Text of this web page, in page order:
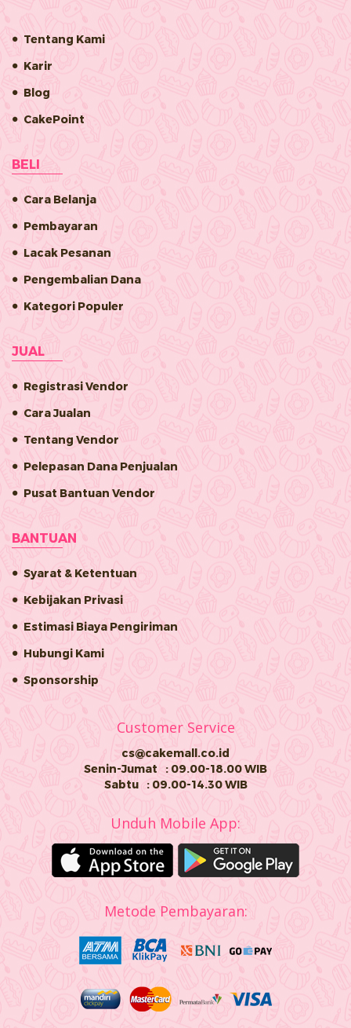
Tentang Kami
Karir
Blog
CakePoint
BELI
Cara Belanja
Pembayaran
Lacak Pesanan
Pengembalian Dana
Kategori Populer
JUAL
Registrasi Vendor
Cara Jualan
Tentang Vendor
Pelepasan Dana Penjualan
Pusat Bantuan Vendor
BANTUAN
Syarat & Ketentuan
Kebijakan Privasi
Estimasi Biaya Pengiriman
Hubungi Kami
Sponsorship
Customer Service
cs@cakemall.co.id
Senin-Jumat
: 09.00-18.00 WIB
Sabtu
: 09.00-14.30 WIB
Unduh Mobile App:
Metode Pembayaran: